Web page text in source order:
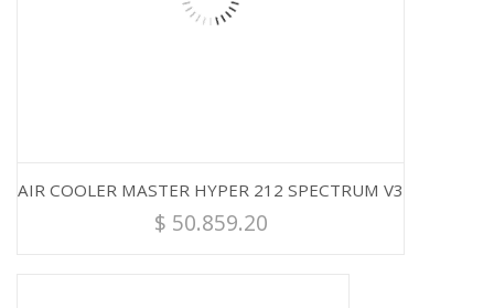
AIR COOLER MASTER HYPER 212 SPECTRUM V3
$ 50.859.20